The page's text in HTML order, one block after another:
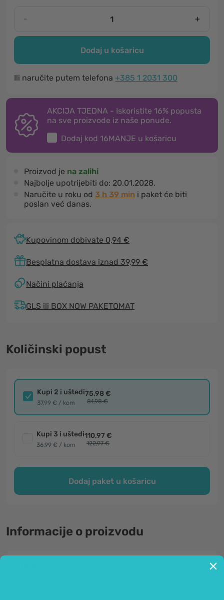
- +
Dodaj u košaricu
Ili naručite putem telefona +385 1 2031 300
AKCIJA TJEDNA - Iskoristite 16% popusta
na sve proizvode iz naše ponude.
Dodaj kod 16MANJE u košaricu
Proizvod je na zalihi
Najbolje upotrijebiti do: 20.01.2028.
Naručite u roku od 3 h 39 min i paket će biti
poslan već danas.
Kupovinom dobivate 0,94 €
Besplatna dostava iznad 39,99 €
Načini plaćanja
GLS ili BOX NOW PAKETOMAT
Količinski popust
Kupi 2 i uštedi
37,99 € / kom
75,98 €
81,98 €
Kupi 3 i uštedi
36,99 € / kom
110,97 €
122,97 €
Dodaj paket u košaricu
Informacije o proizvodu